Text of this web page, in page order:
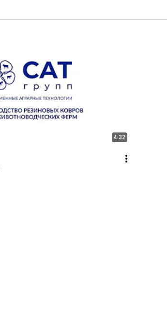
4:32